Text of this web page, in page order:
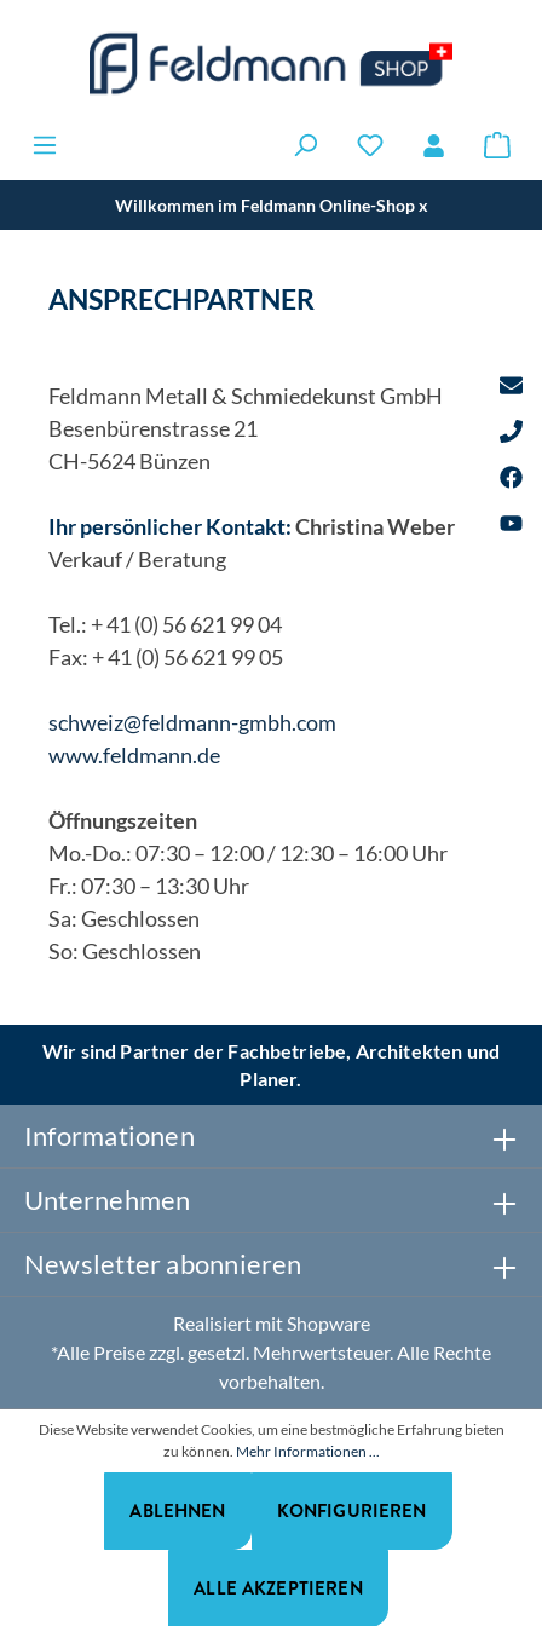
Willkommen im Feldmann Online-Shopx
ANSPRECHPARTNER
Feldmann Metall & Schmiedekunst GmbH
Besenbürenstrasse 21
CH-5624 Bünzen
Ihr persönlicher Kontakt:Christina Weber
Verkauf / Beratung
Tel.: + 41 (0) 56 621 99 04
Fax: + 41 (0) 56 621 99 05
schweiz@feldmann-gmbh.com
www.feldmann.de
Öffnungszeiten
Mo.-Do.: 07:30 – 12:00 / 12:30 – 16:00 Uhr
Fr.: 07:30 – 13:30 Uhr
Sa: Geschlossen
So: Geschlossen
Wir sind Partner der Fachbetriebe, Architekten und
Planer.
Informationen
Unternehmen
Newsletter abonnieren
Realisiert mit Shopware
*Alle Preise zzgl. gesetzl. Mehrwertsteuer. Alle Rechte
vorbehalten.
Diese Website verwendet Cookies, um eine bestmögliche Erfahrung bieten
zu können. Mehr Informationen ...
ABLEHNEN KONFIGURIEREN
ALLE AKZEPTIEREN